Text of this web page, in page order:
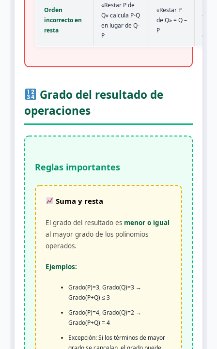
Orden
incorrecto en
resta
«Restar P de
Q» calcula P-Q
en lugar de Q-
P
«Restar P
de Q» = Q –
P
«de»
Grado del resultado de
operaciones
Reglas importantes
Suma y resta
El grado del resultado es menor o igual
al mayor grado de los polinomios
operados.
Ejemplos:
Grado(P)=3, Grado(Q)=3 →
Grado(P+Q) ≤ 3
Grado(P)=4, Grado(Q)=2 →
Grado(P+Q) = 4
Excepción: Si los términos de mayor